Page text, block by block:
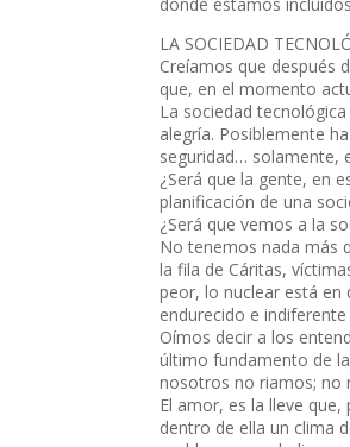
donde estamos
LA SOCIEDAD
Creíamos que después
que, en el momento
La sociedad
alegría. Posiblemente
seguridad… solamente,
¿Será que la gente, en
planificación de una
¿Será que vemos a la
No tenemos nada más
la fila de Cáritas,
peor, lo nuclear está en
endurecido e
Oímos decir a los
último fundamento de
nosotros no riamos; no
El amor, es la lleve
dentro de ella un clima